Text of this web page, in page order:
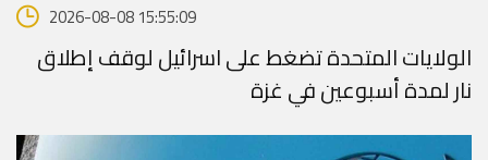
2026-08-08 15:55:09
الولايات المتحدة تضغط على اسرائيل لوقف إطلاق
نار لمدة أسبوعين في غزة